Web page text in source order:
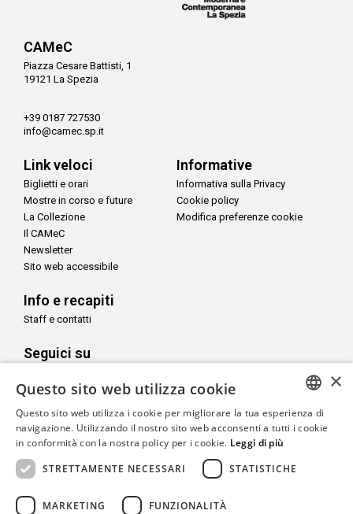
CAMeC
Piazza Cesare Battisti, 1
19121 La Spezia
+39 0187 727530
info@camec.sp.it
Link veloci
Biglietti e orari
Mostre in corso e future
La Collezione
Il CAMeC
Newsletter
Sito web accessibile
Informative
Informativa sulla Privacy
Cookie policy
Modifica preferenze cookie
Info e recapiti
Staff e contatti
Seguici su
ITALIAN
×
Questo sito web utilizza cookie
Questo sito web utilizza i cookie per migliorare la tua esperienza di
navigazione. Utilizzando il nostro sito web acconsenti a tutti i cookie
in conformità con la nostra policy per i cookie. Leggi di più
STRETTAMENTE NECESSARI
STATISTICHE
MARKETING FUNZIONALITÀ